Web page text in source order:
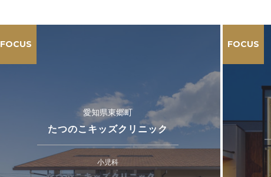
FOCUS
愛知県東郷町
たつのこキッズクリニック
小児科
FOCUS